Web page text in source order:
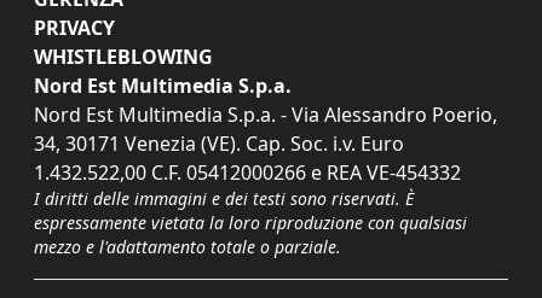
PRIVACY
WHISTLEBLOWING
Nord Est Multimedia S.p.a.
Nord Est Multimedia S.p.a. - Via Alessandro Poerio,
34, 30171 Venezia (VE). Cap. Soc. i.v. Euro
1.432.522,00 C.F. 05412000266 e REA VE-454332
I diritti delle immagini e dei testi sono riservati. È
espressamente vietata la loro riproduzione con qualsiasi
mezzo e l'adattamento totale o parziale.